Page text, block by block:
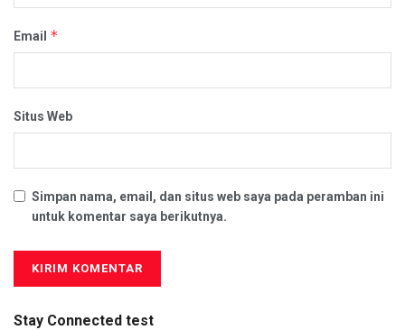
Email *
Situs Web
Simpan nama, email, dan situs web saya pada peramban ini
untuk komentar saya berikutnya.
Stay Connected test